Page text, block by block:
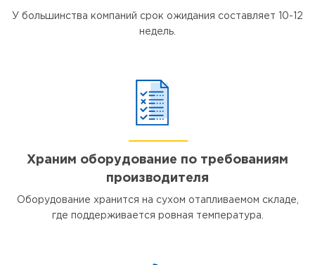
У большинства компаний срок ожидания составляет 10-12
недель.
Храним оборудование по требованиям
производителя
Оборудование хранится на сухом отапливаемом складе,
где поддерживается ровная температура.